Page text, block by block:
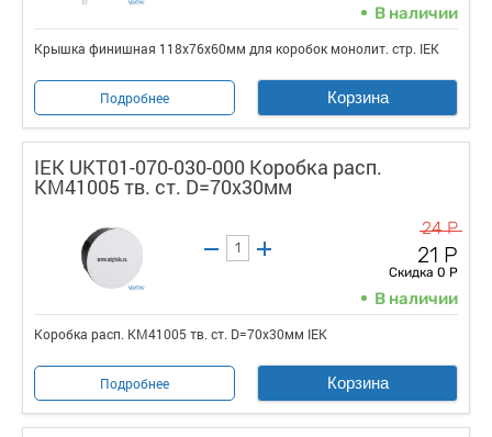
В наличии
Крышка финишная 118х76х60мм для коробок монолит. стр. IEK
Подробнее Корзина
IEK UKT01-070-030-000 Коробка расп.
КМ41005 тв. ст. D=70х30мм
24 Р
21 Р
Скидка 0 Р
В наличии
Коробка расп. КМ41005 тв. ст. D=70х30мм IEK
Подробнее Корзина